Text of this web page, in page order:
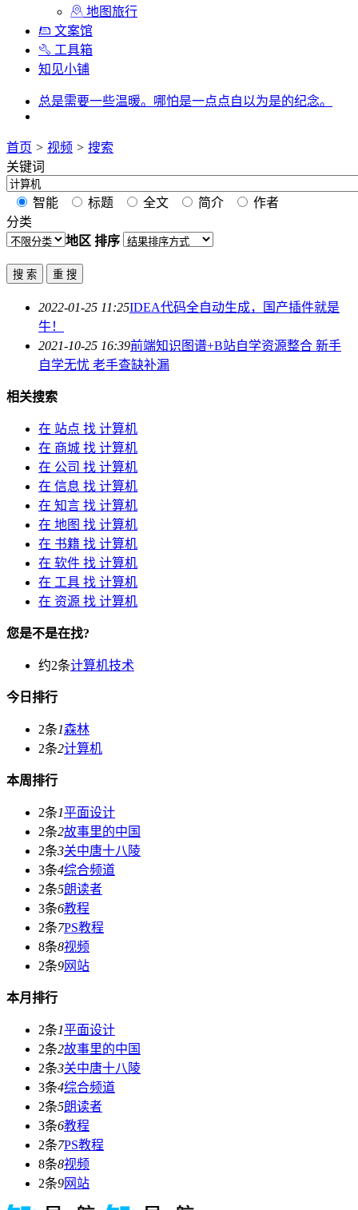
地图旅行
文案馆
工具箱
知见小铺
总是需要一些温暖。哪怕是一点点自以为是的纪念。
首页 > 视频 > 搜索
关键词
智能 标题 全文 简介
作者
分类
地区 排序
2022-01-25 11:25IDEA代码全自动生成，国产插件就是
牛！
2021-10-25 16:39前端知识图谱+B站自学资源整合 新手
自学无忧 老手查缺补漏
相关搜索
在 站点 找 计算机
在 商城 找 计算机
在 公司 找 计算机
在 信息 找 计算机
在 知言 找 计算机
在 地图 找 计算机
在 书籍 找 计算机
在 软件 找 计算机
在 工具 找 计算机
在 资源 找 计算机
您是不是在找?
约2条计算机技术
今日排行
2条1森林
2条2计算机
本周排行
2条1平面设计
2条2故事里的中国
2条3关中唐十八陵
3条4综合频道
2条5朗读者
3条6教程
2条7PS教程
8条8视频
2条9网站
本月排行
2条1平面设计
2条2故事里的中国
2条3关中唐十八陵
3条4综合频道
2条5朗读者
3条6教程
2条7PS教程
8条8视频
2条9网站